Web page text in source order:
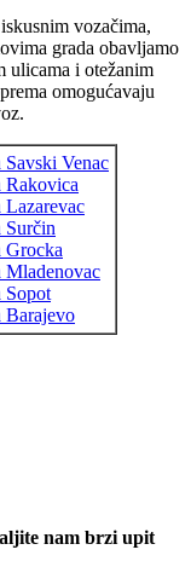
vozačima,
grada obavljamo
ulicama i otežanim
omogućavaju
Savski Venac
Rakovica
Lazarevac
Surčin
Grocka
Mladenovac
Sopot
Barajevo
nam brzi upit